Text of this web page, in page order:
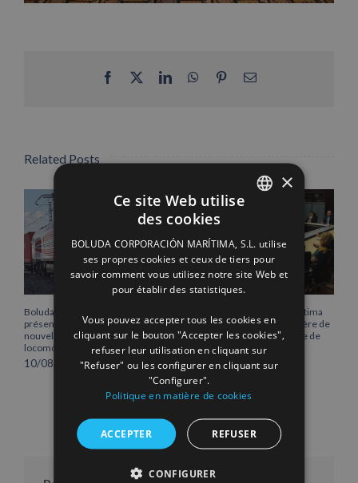
Facebook LinkedInWhatsApp
PinterestEmail
Related Posts
Boluda Shipping renforce sa
présence ferroviaire avec la
nouvelle identité visuelle de ses
locomotives
10/08/2026
Boluda Corporación Marítima
rejoint l’Assemblée plénière de
la Chambre de commerce de
Cantabrie
16/07/2026
ENGLISH
FRENCH
×
Ce site Web utilise
des cookies
BOLUDA CORPORACIÓN MARÍTIMA, S.L. utilise
ses propres cookies et ceux de tiers pour
savoir comment vous utilisez notre site Web et
pour établir des statistiques.
Vous pouvez accepter tous les cookies en
cliquant sur le bouton "Accepter les cookies",
refuser leur utilisation en cliquant sur
"Refuser" ou les configurer en cliquant sur
"Configurer".
Politique en matière de cookies
ACCEPTER REFUSER
CONFIGURER